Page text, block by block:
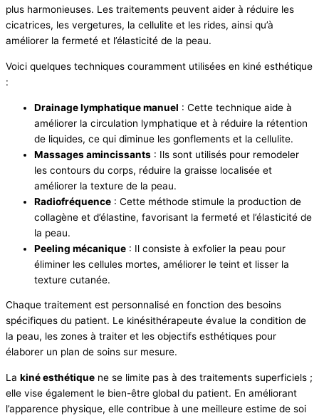
plus harmonieuses. Les traitements peuvent aider à réduire les
cicatrices, les vergetures, la cellulite et les rides, ainsi qu’à
améliorer la fermeté et l’élasticité de la peau.
Voici quelques techniques couramment utilisées en kiné esthétique
:
Drainage lymphatique manuel : Cette technique aide à
améliorer la circulation lymphatique et à réduire la rétention
de liquides, ce qui diminue les gonflements et la cellulite.
Massages amincissants : Ils sont utilisés pour remodeler
les contours du corps, réduire la graisse localisée et
améliorer la texture de la peau.
Radiofréquence : Cette méthode stimule la production de
collagène et d’élastine, favorisant la fermeté et l’élasticité de
la peau.
Peeling mécanique : Il consiste à exfolier la peau pour
éliminer les cellules mortes, améliorer le teint et lisser la
texture cutanée.
Chaque traitement est personnalisé en fonction des besoins
spécifiques du patient. Le kinésithérapeute évalue la condition de
la peau, les zones à traiter et les objectifs esthétiques pour
élaborer un plan de soins sur mesure.
La kiné esthétique ne se limite pas à des traitements superficiels ;
elle vise également le bien-être global du patient. En améliorant
l’apparence physique, elle contribue à une meilleure estime de soi